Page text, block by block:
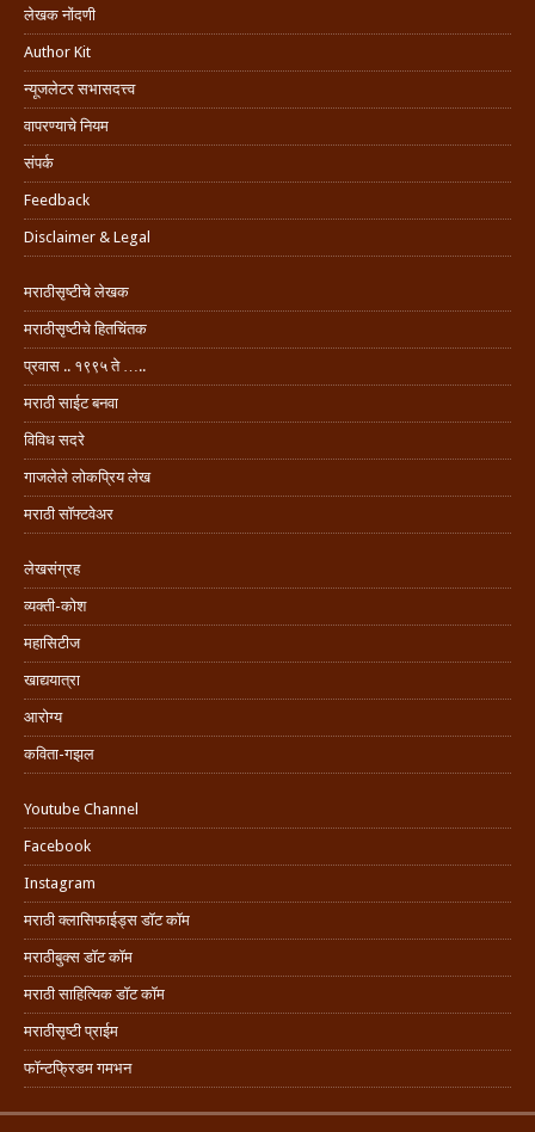
लेखक नोंदणी
Author Kit
न्यूजलेटर सभासदत्त्व
वापरण्याचे नियम
संपर्क
Feedback
Disclaimer & Legal
मराठीसृष्टीचे लेखक
मराठीसृष्टीचे हितचिंतक
प्रवास .. १९९५ ते …..
मराठी साईट बनवा
विविध सदरे
गाजलेले लोकप्रिय लेख
मराठी सॉफ्टवेअर
लेखसंग्रह
व्यक्ती-कोश
महासिटीज
खाद्ययात्रा
आरोग्य
कविता-गझल
Youtube Channel
Facebook
Instagram
मराठी क्लासिफाईड्स डॉट कॉम
मराठीबुक्स डॉट कॉम
मराठी साहित्यिक डॉट कॉम
मराठीसृष्टी प्राईम
फॉन्टफ्रिडम गमभन